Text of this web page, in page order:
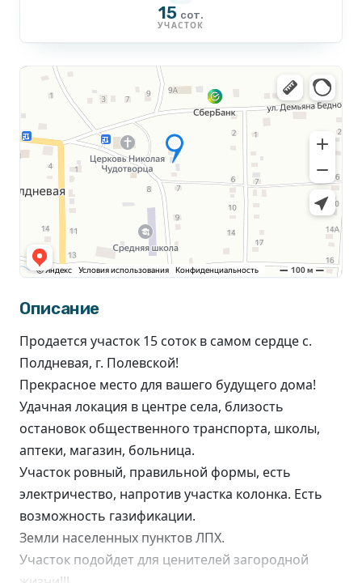
15 сот.
УЧАСТОК
Описание
Продается участок 15 соток в самом сердце с.
Полдневая, г. Полевской!
Прекрасное место для вашего будущего дома!
Удачная локация в центре села, близость
остановок общественного транспорта, школы,
аптеки, магазин, больница.
Участок ровный, правильной формы, есть
электричество, напротив участка колонка. Есть
возможность газификации.
Земли населенных пунктов ЛПХ.
Участок подойдет для ценителей загородной